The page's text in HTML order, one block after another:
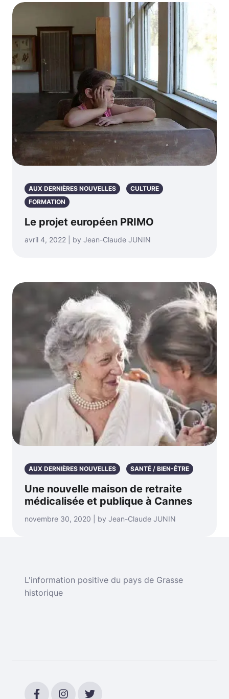
AUX DERNIÈRES NOUVELLES
CULTURE
FORMATION
Le projet européen PRIMO
avril 4, 2022 | by Jean-Claude JUNIN
AUX DERNIÈRES NOUVELLES SANTÉ / BIEN-ÊTRE
Une nouvelle maison de retraite
médicalisée et publique à Cannes
novembre 30, 2020 | by Jean-Claude JUNIN
L'information positive du pays de Grasse
historique